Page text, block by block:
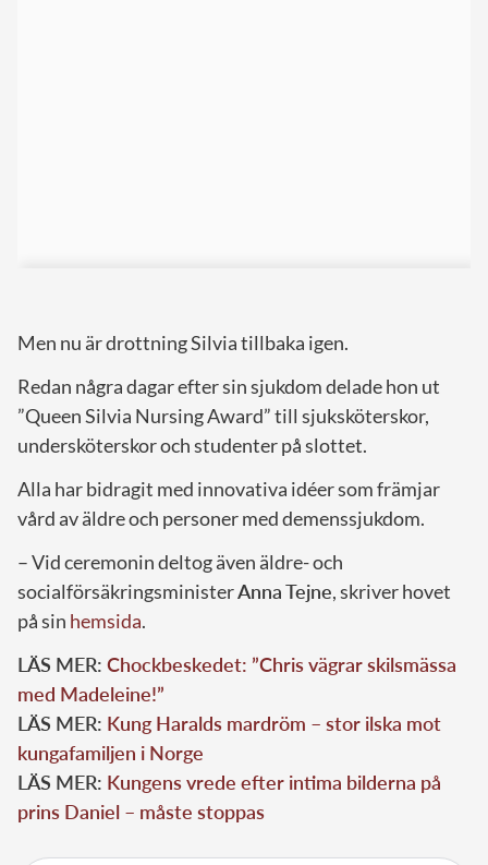
Men nu är drottning Silvia tillbaka igen.
Redan några dagar efter sin sjukdom delade hon ut
”Queen Silvia Nursing Award” till sjuksköterskor,
undersköterskor och studenter på slottet.
Alla har bidragit med innovativa idéer som främjar
vård av äldre och personer med demenssjukdom.
– Vid ceremonin deltog även äldre- och
socialförsäkringsministerAnna Tejne, skriver hovet
på sin hemsida.
LÄS MER: Chockbeskedet: ”Chris vägrar skilsmässa
med Madeleine!”
LÄS MER: Kung Haralds mardröm – stor ilska mot
kungafamiljen i Norge
LÄS MER: Kungens vrede efter intima bilderna på
prins Daniel – måste stoppas